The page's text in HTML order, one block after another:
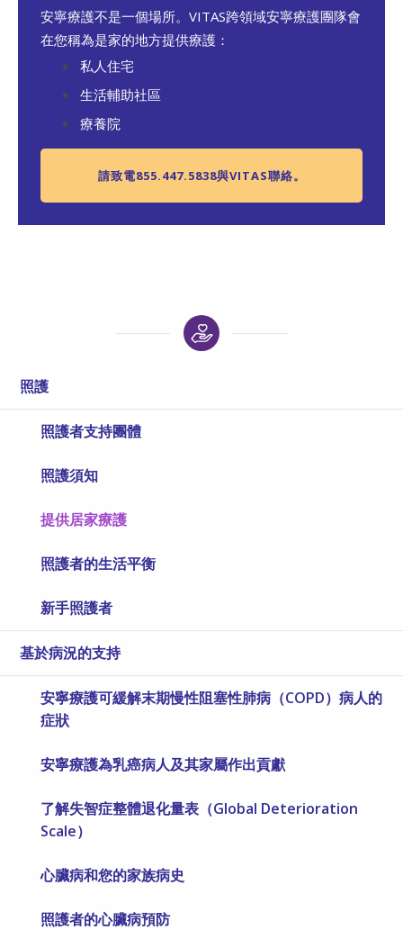
安寧療護不是一個場所。VITAS跨領域安寧療護團隊會
在您稱為是家的地方提供療護：
私人住宅
生活輔助社區
療養院
請致電855.447.5838與VITAS聯絡。
照護
照護者支持團體
照護須知
提供居家療護
照護者的生活平衡
新手照護者
基於病況的支持
安寧療護可緩解末期慢性阻塞性肺病（COPD）病人的
症狀
安寧療護為乳癌病人及其家屬作出貢獻
了解失智症整體退化量表（Global Deterioration
Scale）
心臟病和您的家族病史
照護者的心臟病預防